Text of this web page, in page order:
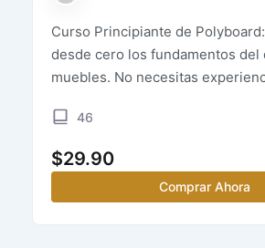
Curso Principiante de
desde cero los fundamentos del
muebles. No necesitas
46
$29.90
Comprar Ahora